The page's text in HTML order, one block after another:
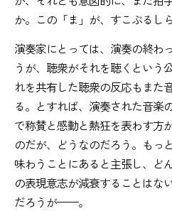
か。この「ま」が、すこぶるし
演奏家にとっては、演奏の終わ
うが、聴衆がそれを聴くという
れを共有した聴衆の反応もまた
る。とすれば、演奏された音楽
で称賛と感動と熱狂を表わす方
のだが、どうなのだろう。もっ
味わうことにあると主張し、ど
の表現意志が減衰することはな
だろうが——。